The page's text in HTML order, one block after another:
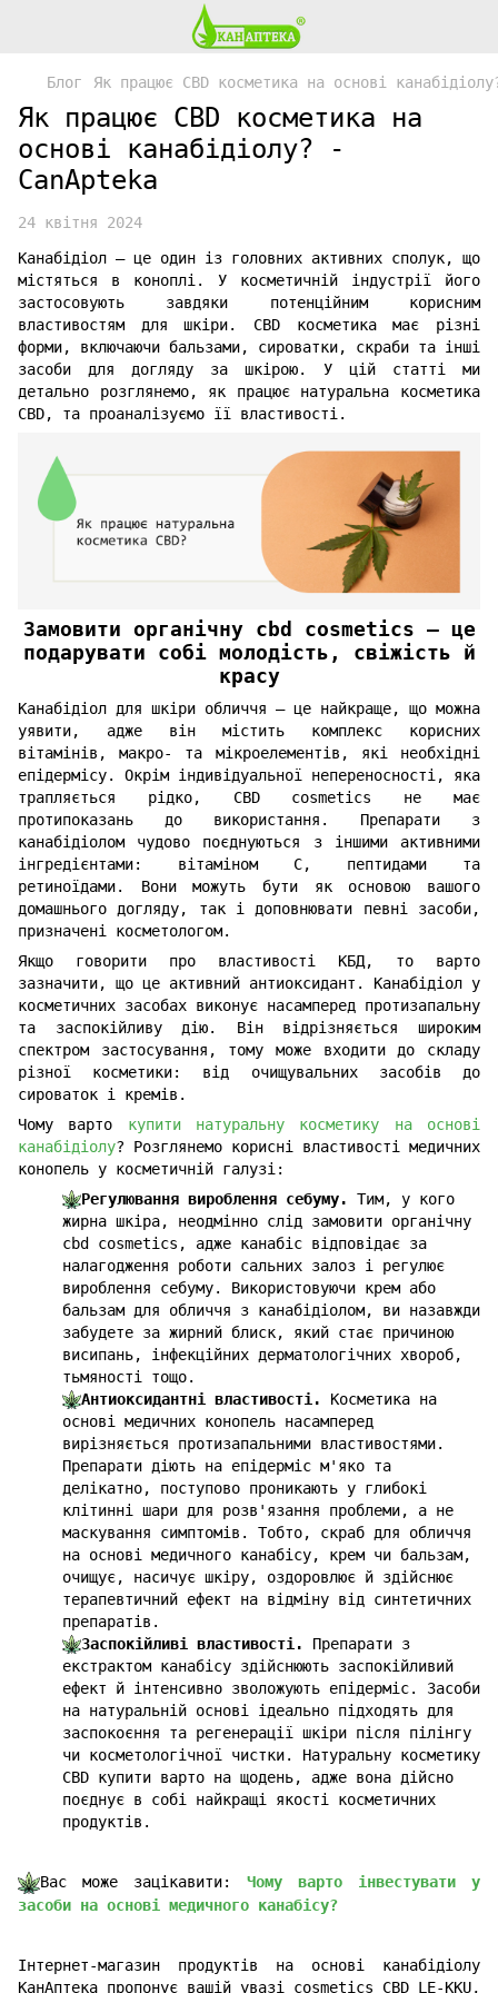
Блог Як працює CBD косметика на основі
Як працює CBD косметика на
основі канабідіолу? -
CanApteka
24 квітня 2024
Канабідіол — це один із головних активних сполук, що
містяться в коноплі. У косметичній індустрії його
застосовують завдяки потенційним корисним
властивостям для шкіри. CBD косметика має різні
форми, включаючи бальзами, сироватки, скраби та інші
засоби для догляду за шкірою. У цій статті ми
детально розглянемо, як працює натуральна косметика
CBD, та проаналізуємо її властивості.
Замовити органічну cbd cosmetics — це
подарувати собі молодість, свіжість й
красу
Канабідіол для шкіри обличчя — це найкраще, що можна
уявити, адже він містить комплекс корисних
вітамінів, макро- та мікроелементів, які необхідні
епідермісу. Окрім індивідуальної непереносності, яка
трапляється рідко, CBD cosmetics не має
протипоказань до використання. Препарати з
канабідіолом чудово поєднуються з іншими активними
інгредієнтами: вітаміном С, пептидами та
ретиноїдами. Вони можуть бути як основою вашого
домашнього догляду, так і доповнювати певні засоби,
призначені косметологом.
Якщо говорити про властивості КБД, то варто
зазначити, що це активний антиоксидант. Канабідіол у
косметичних засобах виконує насамперед протизапальну
та заспокійливу дію. Він відрізняється широким
спектром застосування, тому може входити до складу
різної косметики: від очищувальних засобів до
сироваток і кремів.
Чому варто купити натуральну косметику на основі
канабідіолу? Розглянемо корисні властивості медичних
конопель у косметичній галузі:
Регулювання вироблення себуму.
Тим, у кого
жирна шкіра, неодмінно слід замовити органічну
cbd cosmetics, адже канабіс відповідає за
налагодження роботи сальних залоз і регулює
вироблення себуму. Використовуючи крем або
бальзам для обличчя з канабідіолом, ви назавжди
забудете за жирний блиск, який стає причиною
висипань, інфекційних дерматологічних хвороб,
тьмяності тощо.
Антиоксидантні властивості.
Косметика на
основі медичних конопель насамперед
вирізняється протизапальними властивостями.
Препарати діють на епідерміс м'яко та
делікатно, поступово проникають у глибокі
клітинні шари для розв'язання проблеми, а не
маскування симптомів. Тобто, скраб для обличчя
на основі медичного канабісу, крем чи бальзам,
очищує, насичує шкіру, оздоровлює й здійснює
терапевтичний ефект на відміну від синтетичних
препаратів.
Заспокійливі властивості.
Препарати з
екстрактом канабісу здійснюють заспокійливий
ефект й інтенсивно зволожують епідерміс. Засоби
на натуральній основі ідеально підходять для
заспокоєння та регенерації шкіри після пілінгу
чи косметологічної чистки. Натуральну косметику
CBD купити варто на щодень, адже вона дійсно
поєднує в собі найкращі якості косметичних
продуктів.
Вас може зацікавити: Чому варто інвестувати у
засоби на основі медичного канабісу?
Інтернет-магазин продуктів на основі канабідіолу
КанАптека пропонує вашій увазі cosmetics CBD LE-KKU,